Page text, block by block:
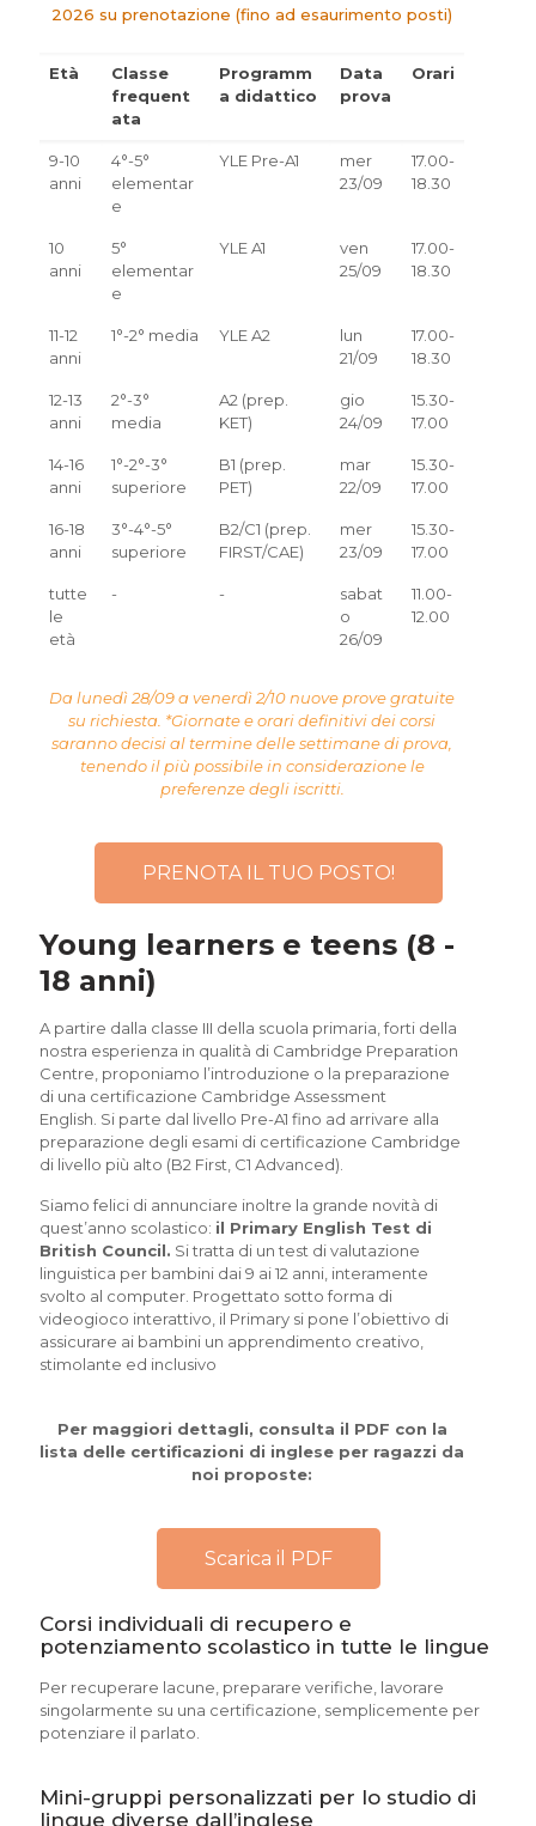
2026 su prenotazione (fino ad esaurimento posti)
Età
Classe
frequent
ata
Programm
a didattico
Data
prova
Orari
Classe
frequent
ata
a didattico
prova
9-10
anni
4°-5°
elementar
e
YLE Pre-A1
mer
23/09
17.00-
18.30
10
anni
5°
elementar
e
YLE A1
ven
25/09
17.00-
18.30
11-12
anni
1°-2° media YLE A2
lun
21/09
17.00-
18.30
12-13
anni
2°-3°
media
A2 (prep.
KET)
gio
24/09
15.30-
17.00
14-16
anni
1°-2°-3°
superiore
B1 (prep.
PET)
mar
22/09
15.30-
17.00
16-18
anni
3°-4°-5°
superiore
B2/C1 (prep.
FIRST/CAE)
mer
23/09
15.30-
17.00
tutte
le
età
- -
sabat
o
26/09
11.00-
12.00
Da lunedì 28/09 a venerdì 2/10 nuove prove gratuite
su richiesta. *Giornate e orari definitivi dei corsi
saranno decisi al termine delle settimane di prova,
tenendo il più possibile in considerazione le
preferenze degli iscritti.
PRENOTA IL TUO POSTO!
Young learners e teens (8 -
18 anni)
A partire dalla classe III della scuola primaria, forti della
nostra esperienza in qualità di Cambridge Preparation
Centre, proponiamo l’introduzione o la preparazione
di una certificazione Cambridge Assessment
English. Si parte dal livello Pre-A1 fino ad arrivare alla
preparazione degli esami di certificazione Cambridge
di livello più alto (B2 First, C1 Advanced).
Siamo felici di annunciare inoltre la grande novità di
quest’anno scolastico: il Primary English Test di
British Council. Si tratta di un test di valutazione
linguistica per bambini dai 9 ai 12 anni, interamente
svolto al computer. Progettato sotto forma di
videogioco interattivo, il Primary si pone l’obiettivo di
assicurare ai bambini un apprendimento creativo,
stimolante ed inclusivo
Per maggiori dettagli, consulta il PDF con la
lista delle certificazioni di inglese per ragazzi da
noi proposte:
Scarica il PDF
Corsi individuali di recupero e
potenziamento scolastico in tutte le lingue
Per recuperare lacune, preparare verifiche, lavorare
singolarmente su una certificazione, semplicemente per
potenziare il parlato.
Mini-gruppi personalizzati per lo studio di
lingue diverse dall’inglese